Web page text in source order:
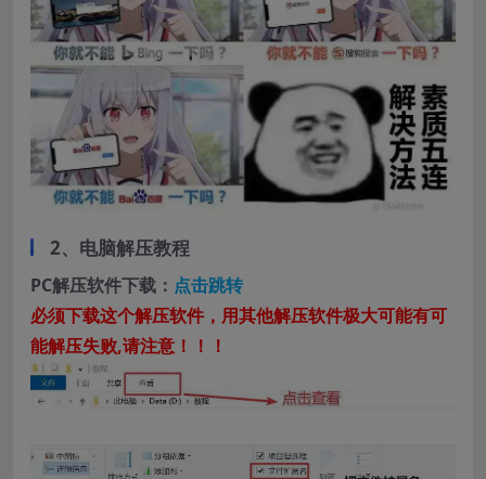
2、电脑解压教程
PC解压软件下载： 点击跳转
必须下载这个解压软件，用其他解压软件极大可能有可
能解压失败,请注意！！！